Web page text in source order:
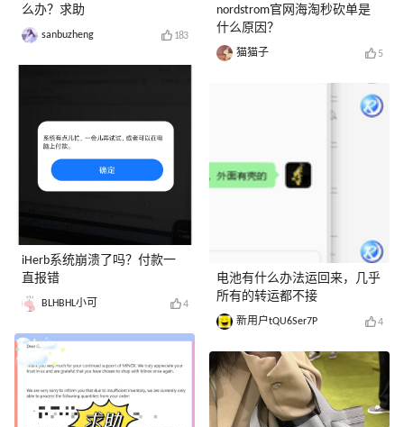
么办？求助
sanbuzheng 183
iHerb系统崩溃了吗？付款一
直报错
BLHBHL小可 4
nordstrom官网海淘秒砍单是
什么原因？
猫猫子 5
电池有什么办法运回来，几乎
所有的转运都不接
新用户tQU6Ser7P 4